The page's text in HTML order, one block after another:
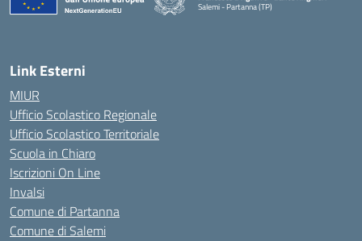
Salemi - Partanna (TP)
Link Esterni
MIUR
Ufficio Scolastico Regionale
Ufficio Scolastico Territoriale
Scuola in Chiaro
Iscrizioni On Line
Invalsi
Comune di Partanna
Comune di Salemi